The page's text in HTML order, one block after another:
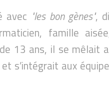
avec "les bon gènes",
famille
13 ans, il se mêlait
s’intégrait aux